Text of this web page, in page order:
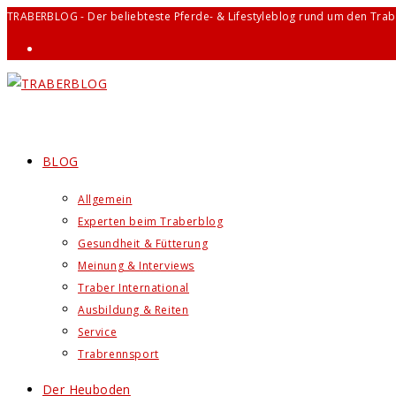
Zum
springen
TRABERBLOG - Der beliebteste Pferde- & Lifestyleblog rund um den
BLOG
Allgemein
Experten beim Traberblog
Gesundheit & Fütterung
Meinung & Interviews
Traber International
Ausbildung & Reiten
Service
Trabrennsport
Der Heuboden